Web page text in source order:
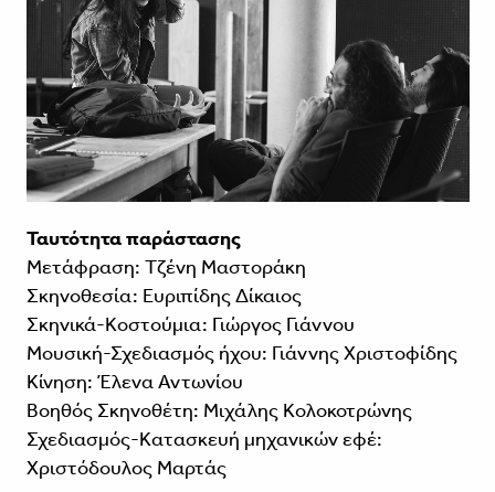
Ταυτότητα παράστασης
Μετάφραση: Τζένη Μαστοράκη
Σκηνοθεσία: Ευριπίδης Δίκαιος
Σκηνικά-Κοστούμια: Γιώργος Γιάννου
Μουσική-Σχεδιασμός ήχου: Γιάννης Χριστοφίδης
Κίνηση: Έλενα Αντωνίου
Βοηθός Σκηνοθέτη: Μιχάλης Κολοκοτρώνης
Σχεδιασμός-Κατασκευή μηχανικών εφέ:
Χριστόδουλος Μαρτάς